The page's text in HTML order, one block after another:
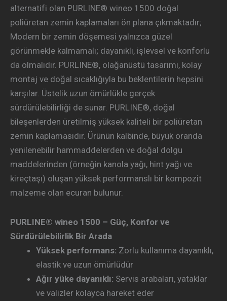
alternatifi olan PURLINE® wineo 1500 doğal
poliüretan zemin kaplamaları ön plana çıkmaktadır;
Modern bir zemin döşemesi yalnızca güzel
görünmekle kalmamalı; dayanıklı, işlevsel ve konforlu
da olmalıdır. PURLINE®, olağanüstü tasarımı, kolay
montaj ve doğal sıcaklığıyla bu beklentilerin hepsini
karşılar. Üstelik uzun ömürlükle gerçek
sürdürülebilirliği de sunar. PURLINE®, doğal
bileşenlerden üretilmiş yüksek kaliteli bir poliüretan
zemin kaplamasıdır. Ürünün kalbinde, büyük oranda
yenilenebilir hammaddelerden ve doğal dolgu
maddelerinden (örneğin kanola yağı, hint yağı ve
kireçtaşı) oluşan yüksek performanslı bir kompozit
malzeme olan ecuran bulunur.
PURLINE® wineo 1500 – Güç, Konfor ve
Sürdürülebilirlik Bir Arada
Yüksek performans: Zorlu kullanıma dayanıklı,
elastik ve uzun ömürlüdür
Ağır yüke dayanıklı: Servis arabaları, yataklar
ve valizler kolayca hareket eder